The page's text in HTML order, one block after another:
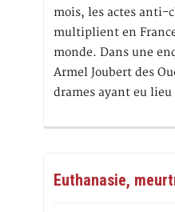
mois, les actes anti-
multiplient en
monde. Dans une
Armel Joubert des
drames ayant eu lieu
Euthanasie,